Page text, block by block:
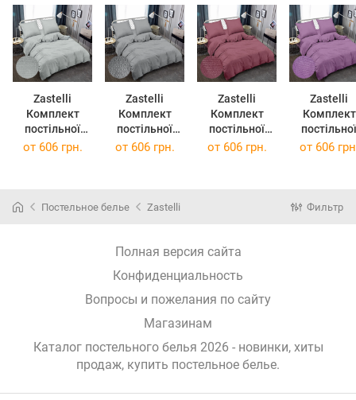
Zastelli
Комплект
постільної
білизни 14-
145х210 Сірий
Zastelli
Комплект
постільної
білизни 15-
полуторна
Zastelli
Комплект
постільної
білизни 18-
Zastelli
Комплект
постільної
білизни 17-
полуторна
от 606 грн. от 606 грн. от 606 грн. от 606
Постельное белье Zastelli Фильтр
Полная версия сайта
Конфиденциальность
Вопросы и пожелания по сайту
Магазинам
Каталог постельного белья 2026 - новинки, хиты
продаж, купить постельное белье.